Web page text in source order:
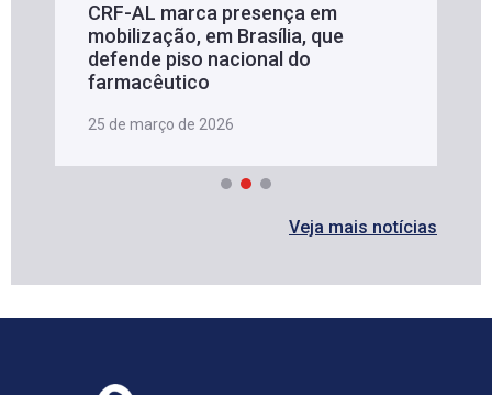
CRF-AL marca presença em
mobilização, em Brasília, que
defende piso nacional do
farmacêutico
25 de março de 2026
Veja mais notícias